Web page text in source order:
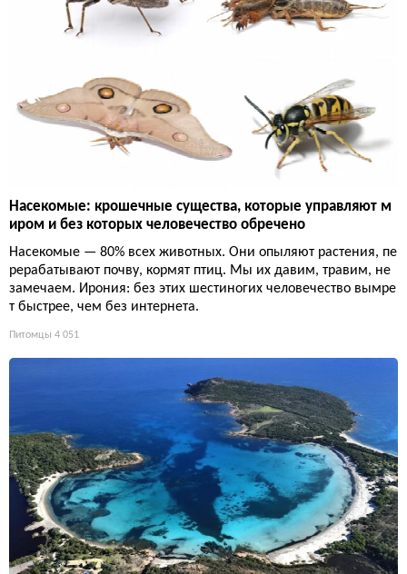
Насекомые: крошечные существа, которые управляют м
иром и без которых человечество обречено
Насекомые — 80% всех животных. Они опыляют растения, пе
рерабатывают почву, кормят птиц. Мы их давим, травим, не
замечаем. Ирония: без этих шестиногих человечество вымре
т быстрее, чем без интернета.
Питомцы 4 051